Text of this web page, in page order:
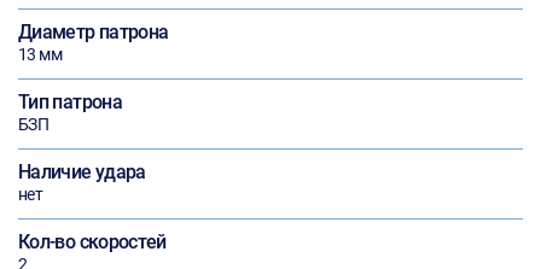
Диаметр патрона
13 мм
Тип патрона
БЗП
Наличие удара
нет
Кол-во скоростей
2